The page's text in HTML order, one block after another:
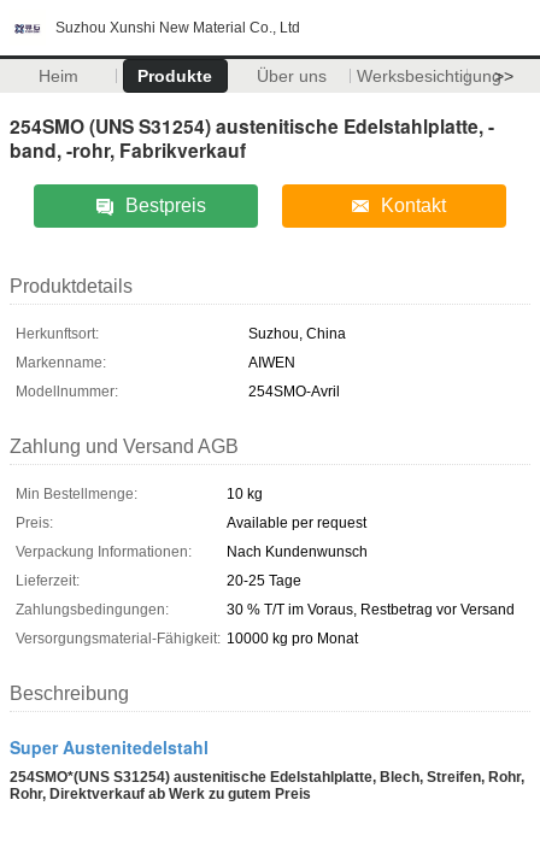
Suzhou Xunshi New Material Co., Ltd
Heim Produkte Über uns Werksbesichtigung>>
254SMO (UNS S31254) austenitische Edelstahlplatte, -
band, -rohr, Fabrikverkauf
Bestpreis Kontakt
Produktdetails
Herkunftsort:
Suzhou, China
Markenname:
AIWEN
Modellnummer:
254SMO-Avril
Zahlung und Versand AGB
Min Bestellmenge:
10 kg
Preis:
Available per request
Verpackung Informationen:
Nach Kundenwunsch
Lieferzeit:
20-25 Tage
Zahlungsbedingungen:
30 % T/T im Voraus, Restbetrag vor Versand
Versorgungsmaterial-Fähigkeit: 10000 kg pro Monat
Beschreibung
Super Austenitedelstahl
254SMO*(UNS S31254) austenitische Edelstahlplatte, Blech, Streifen, Rohr,
Rohr, Direktverkauf ab Werk zu gutem Preis